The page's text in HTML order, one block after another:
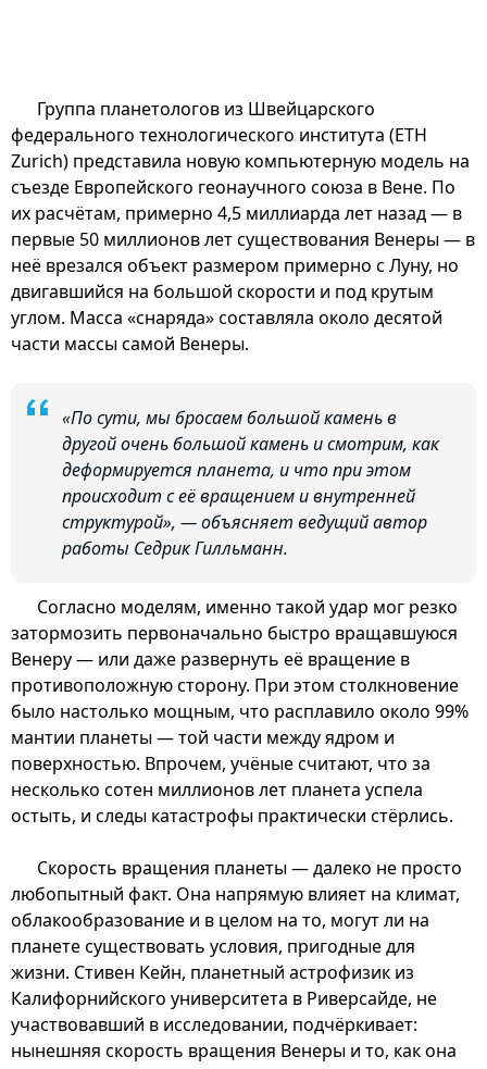
Группа планетологов из Швейцарского
федерального технологического института (ETH
Zurich) представила новую компьютерную модель на
съезде Европейского геонаучного союза в Вене. По
их расчётам, примерно 4,5 миллиарда лет назад — в
первые 50 миллионов лет существования Венеры — в
неё врезался объект размером примерно с Луну, но
двигавшийся на большой скорости и под крутым
углом. Масса «снаряда» составляла около десятой
части массы самой Венеры.
«По сути, мы бросаем большой камень в
другой очень большой камень и смотрим, как
деформируется планета, и что при этом
происходит с её вращением и внутренней
структурой», — объясняет ведущий автор
работы Седрик Гилльманн.
Согласно моделям, именно такой удар мог резко
затормозить первоначально быстро вращавшуюся
Венеру — или даже развернуть её вращение в
противоположную сторону. При этом столкновение
было настолько мощным, что расплавило около 99%
мантии планеты — той части между ядром и
поверхностью. Впрочем, учёные считают, что за
несколько сотен миллионов лет планета успела
остыть, и следы катастрофы практически стёрлись.
Скорость вращения планеты — далеко не просто
любопытный факт. Она напрямую влияет на климат,
облакообразование и в целом на то, могут ли на
планете существовать условия, пригодные для
жизни. Стивен Кейн, планетный астрофизик из
Калифорнийского университета в Риверсайде, не
участвовавший в исследовании, подчёркивает:
нынешняя скорость вращения Венеры и то, как она